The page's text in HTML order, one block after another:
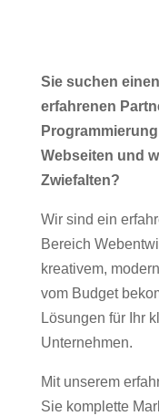
Sie suchen
erfahrenen
Webseiten und
Zwiefalten?
Wir sind ein
Bereich
kreativem,
vom Budget
Lösungen für Ihr
Unternehmen.
Mit unserem
Sie komplette